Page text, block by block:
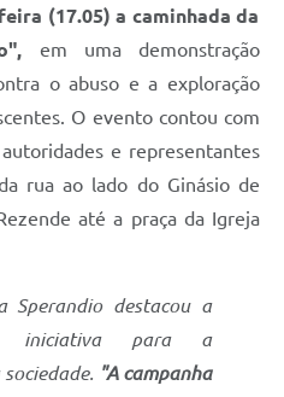
(17.05) a caminhada da
em uma demonstração
o abuso e a exploração
O evento contou com
e representantes
rua ao lado do Ginásio de
até a praça da Igreja
Sperandio destacou a
iniciativa para a
"A campanha